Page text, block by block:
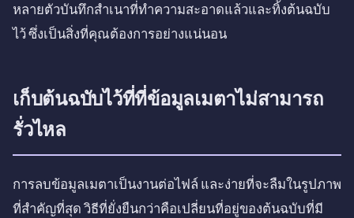
หลายตัวบันทึกสำเนาที่ทำความสะอาดแล้วและทิ้งต้นฉบับ
ไว้ ซึ่งเป็นสิ่งที่คุณต้องการอย่างแน่นอน
เก็บต้นฉบับไว้ที่ที่ข้อมูลเมตาไม่สามารถ
รั่วไหล
การลบข้อมูลเมตาเป็นงานต่อไฟล์ และง่ายที่จะลืมในรูปภาพ
ที่สำคัญที่สุด วิธีที่ยั่งยืนกว่าคือเปลี่ยนที่อยู่ของต้นฉบับที่มี